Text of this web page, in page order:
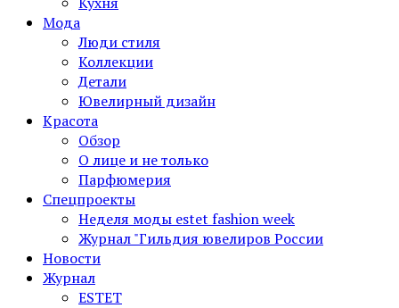
Мода
Люди стиля
Коллекции
Детали
Ювелирный дизайн
Красота
Обзор
О лице и не только
Парфюмерия
Спецпроекты
Неделя моды estet fashion week
Журнал "Гильдия ювелиров России
Новости
Журнал
ESTET